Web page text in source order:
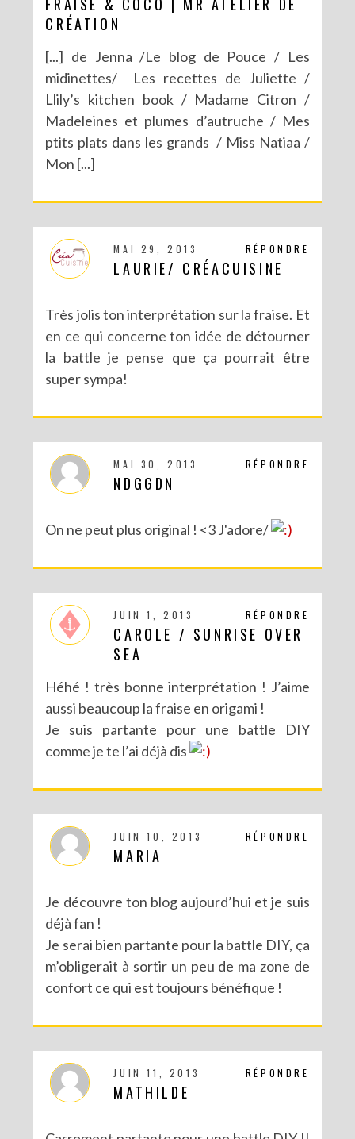
CRÉATION
[...] de Jenna /Le blog de Pouce / Les
midinettes/ Les recettes de Juliette /
Llily’s kitchen book / Madame Citron /
Madeleines et plumes d’autruche / Mes
ptits plats dans les grands / Miss Natiaa /
Mon [...]
RÉPONDRE
MAI 29, 2013
LAURIE/ CRÉACUISINE
Très jolis ton interprétation sur la fraise. Et
en ce qui concerne ton idée de détourner
la battle je pense que ça pourrait être
super sympa!
RÉPONDRE
MAI 30, 2013
NDGGDN
On ne peut plus original ! <3 J'adore/
RÉPONDRE
JUIN 1, 2013
CAROLE / SUNRISE OVER
SEA
Héhé ! très bonne interprétation ! J’aime
aussi beaucoup la fraise en origami !
Je suis partante pour une battle DIY
comme je te l’ai déjà dis
RÉPONDRE
JUIN 10, 2013
MARIA
Je découvre ton blog aujourd’hui et je suis
déjà fan !
Je serai bien partante pour la battle DIY, ça
m’obligerait à sortir un peu de ma zone de
confort ce qui est toujours bénéfique !
RÉPONDRE
JUIN 11, 2013
MATHILDE